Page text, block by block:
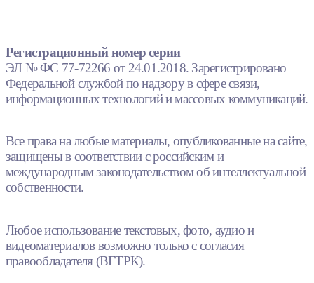
Регистрационный номер серии
ЭЛ № ФС 77-72266 от 24.01.2018. Зарегистрировано
Федеральной службой по надзору в сфере связи,
информационных технологий и массовых коммуникаций.
Все права на любые материалы, опубликованные на сайте,
защищены в соответствии с российским и
международным законодательством об интеллектуальной
собственности.
Любое использование текстовых, фото, аудио и
видеоматериалов возможно только с согласия
правообладателя (ВГТРК).